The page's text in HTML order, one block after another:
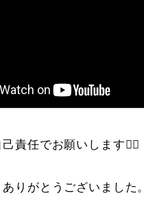
責任でお願いします🙇‍♀️
りがとうございました。